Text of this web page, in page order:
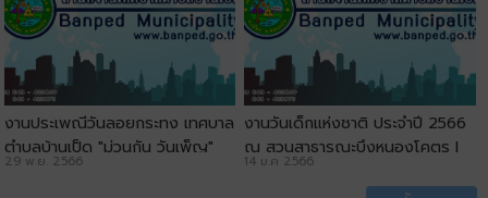
งานประเพณีวันลอยกระทง เทศบาล
ตำบลบ้านเป็ด "ม่วนกัน วันเพ็ญ"
ประจำปี 2566 ณ สวนสาธารณะบึง
29 พ.ย. 2566
งานวันเด็กแห่งชาติ ประจำปี 2566
ณ สวนสาธารณะบึงหนองโคตร l
เทศบาลตำบลบ้านเป็ด
14 ม.ค 2566